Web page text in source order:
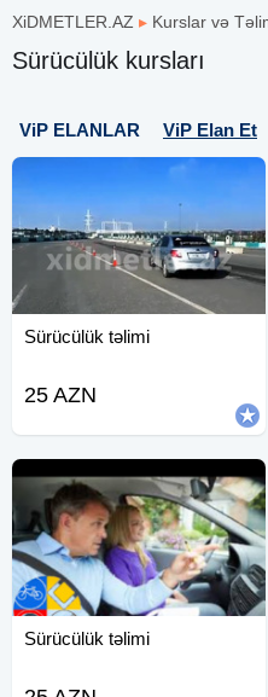
XiDMETLER.AZ ▸ Kurslar və
Sürücülük kursları
ViP ELANLAR ViP Elan Et
Sürücülük təlimi
25 AZN
Sürücülük təlimi